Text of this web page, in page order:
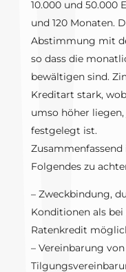
10.000 und 50.000
und 120 Monaten.
Abstimmung mit
so dass die
bewältigen sind.
Kreditart stark,
umso höher
festgelegt ist.
Folgendes zu
– Zweckbindung,
Konditionen als
Ratenkredit
– Vereinbarung